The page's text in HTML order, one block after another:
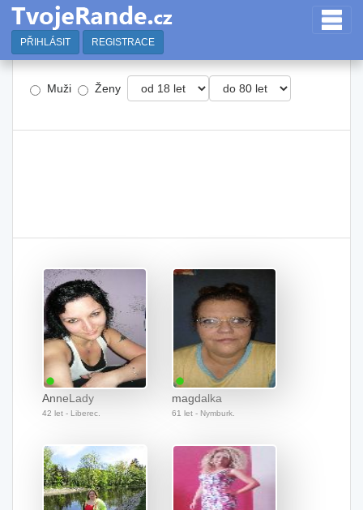
PŘIHLÁSIT REGISTRACE
Muži Ženy
AnneLady
42 let - Liberec.
magdalka
61 let - Nymburk.